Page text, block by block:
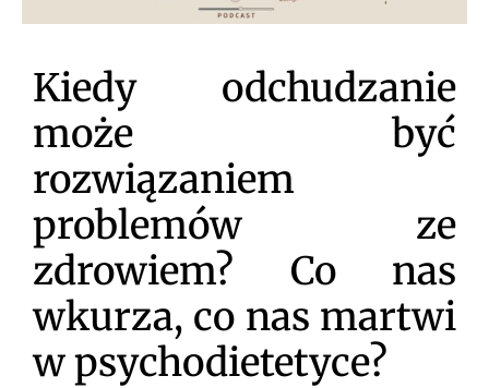
Kiedy odchudzanie
może być
rozwiązaniem
problemów ze
zdrowiem? Co nas
wkurza, co nas martwi
w psychodietetyce?